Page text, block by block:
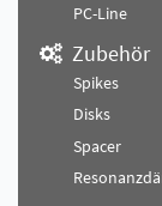
PC-Line
Zubehör
Spikes
Disks
Spacer